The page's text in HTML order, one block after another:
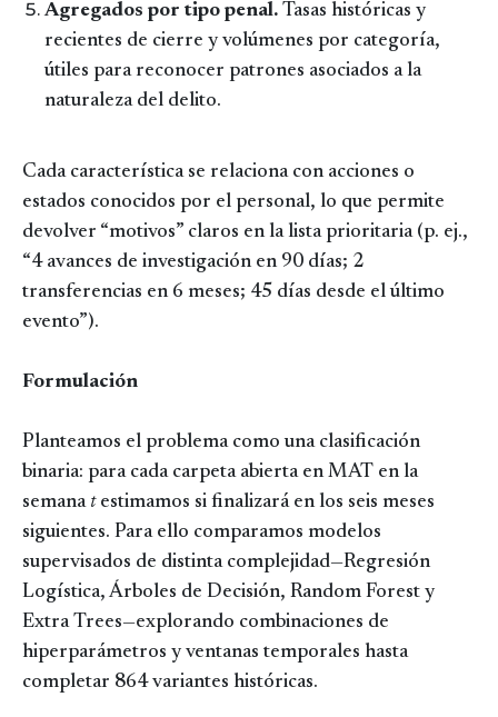
Agregados por tipo penal. Tasas históricas y
recientes de cierre y volúmenes por categoría,
útiles para reconocer patrones asociados a la
naturaleza del delito.
Cada característica se relaciona con acciones o
estados conocidos por el personal, lo que permite
devolver “motivos” claros en la lista prioritaria (p. ej.,
“4 avances de investigación en 90 días; 2
transferencias en 6 meses; 45 días desde el último
evento”).
Formulación
Planteamos el problema como una clasificación
binaria: para cada carpeta abierta en MAT en la
semana testimamos si finalizará en los seis meses
siguientes. Para ello comparamos modelos
supervisados de distinta complejidad—Regresión
Logística, Árboles de Decisión, Random Forest y
Extra Trees—explorando combinaciones de
hiperparámetros y ventanas temporales hasta
completar 864 variantes históricas.